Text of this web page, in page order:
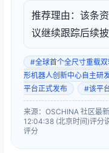
推荐理由：该条
议继续跟踪后续披
#全球首个全尺寸重载
形机器人创新中心自主研
平台正式发布
#该平
来源：OSCHINA 社区最
12:04:38 (北京时间)评分
评分